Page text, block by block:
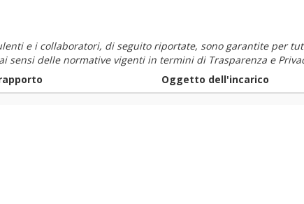
e i collaboratori, di seguito riportate, sono garantite per
delle normative vigenti in termini di Trasparenza e
Oggetto dell'incarico